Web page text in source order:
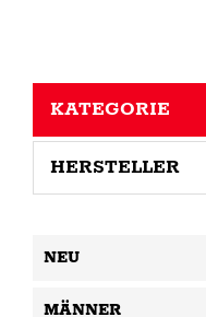
KATEGORIE
HERSTELLER
NEU
MÄNNER